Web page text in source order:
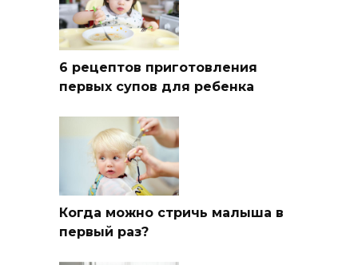
6 рецептов приготовления
первых супов для ребенка
Когда можно стричь малыша в
первый раз?